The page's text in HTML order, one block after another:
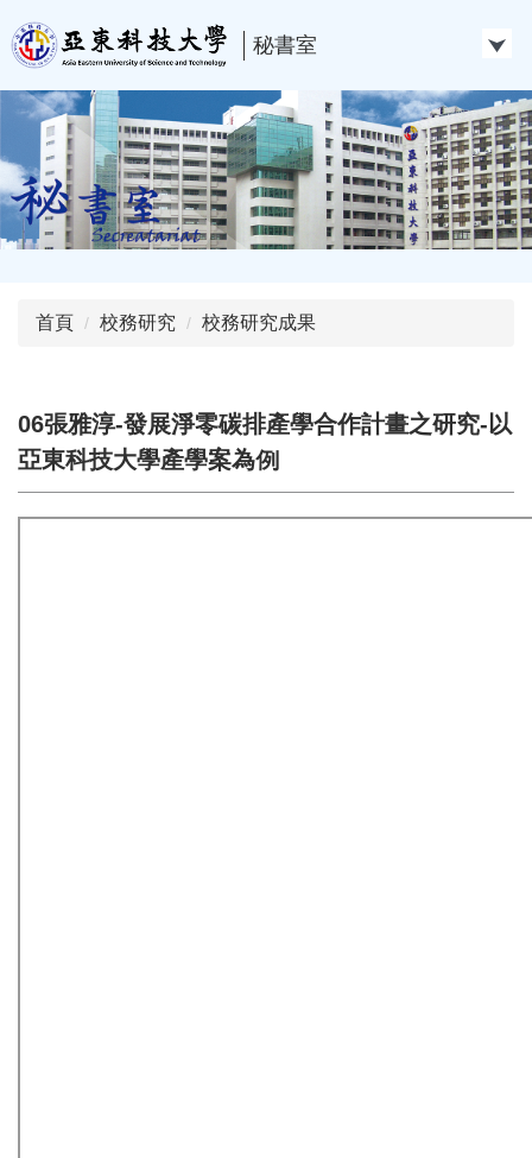
到
主
要
內
區
秘書室
首頁 校務研究 校務研究成果
06張雅淳-發展淨零碳排產學合作計畫之研究-以
亞東科技大學產學案為例